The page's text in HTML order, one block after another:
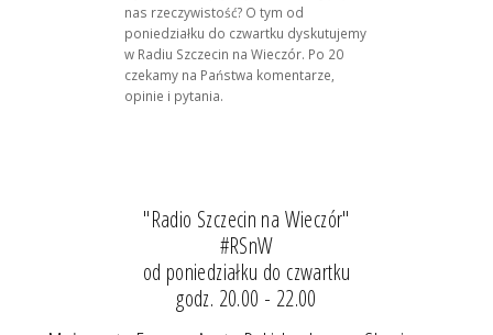
nas rzeczywistość? O tym od
poniedziałku do czwartku dyskutujemy
w Radiu Szczecin na Wieczór. Po 20
czekamy na Państwa komentarze,
opinie i pytania.
"Radio Szczecin na Wieczór"
#RSnW
od poniedziałku do czwartku
godz. 20.00 - 22.00